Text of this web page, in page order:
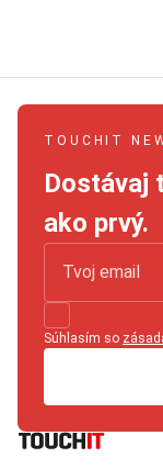
TOUCHIT
Dostávaj
ako prvý.
Súhlasím so